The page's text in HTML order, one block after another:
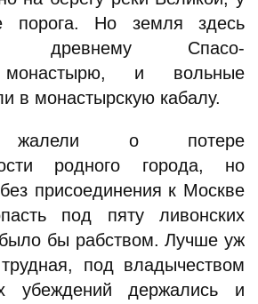
порога. Но земля здесь
древнему Спасо-
монастырю, и вольные
в монастырскую кабалу.
жалели о потере
родного города, но
присоединения к Москве
под пяту ливонских
бы рабством. Лучше уж
под владычеством
убеждений держались и